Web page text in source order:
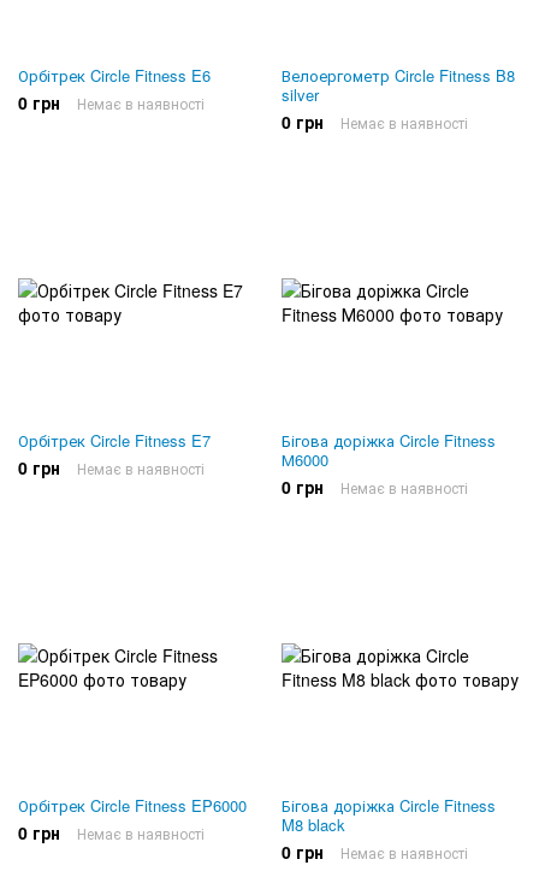
Орбітрек Circle Fitness E6
0 грн Немає в наявності
Велоергометр Circle Fitness B8
silver
0 грн Немає в наявності
Орбітрек Circle Fitness E7
0 грн Немає в наявності
Бігова доріжка Circle Fitness
М6000
0 грн Немає в наявності
Орбітрек Circle Fitness EP6000
0 грн Немає в наявності
Бігова доріжка Circle Fitness
M8 black
0 грн Немає в наявності